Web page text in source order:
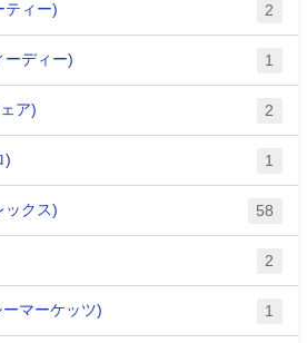
ティー) 2
ーディー) 1
ア) 2
) 1
ックス) 58
2
ーマーケッツ) 1